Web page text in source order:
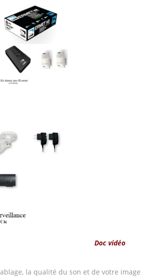
Doc vidéo
la qualité du son et de votre image